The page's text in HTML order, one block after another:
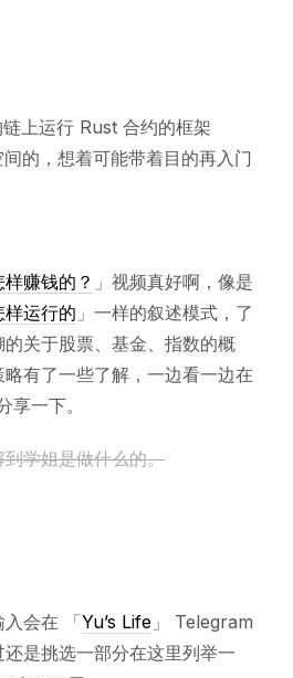
上运行 Rust 合约的框架
间的，想着可能带着目的再入门
赚钱的？ 」视频真好啊，像是
运行的 」一样的叙述模式，了
关于股票、基金、指数的概
有了一些了解，一边看一边在
享一下。
学姐是做什么的。
入会在 「Yu’s Life 」 Telegram
是挑选一部分在这里列举一